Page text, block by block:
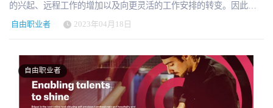
2020年报道回顾：【德国】企业数字化劳动力平台WorkGenius获得
的兴起、远程工作的增加以及向更灵活的工作安排的转变。因此，
合探讨了管理临时劳动力的最新趋势和策略。了解如何优化员工队
伍并使组织保持领先地位。 临时工正在成为现代劳动力的重要组成
部分，为企业提供在瞬息万变的市场中保持竞争力所需的灵活性。
但管理这些工人可能具有挑战性。随着临时工数量的增加，对管理
他们的有效策略的需求也在增加。以下是临时劳动力管理的一些有
效建议。 临时劳动力趋势 临时工数量增加 公司力求在快速变化的
环境中保持竞争力，临时或基于项目工作的员工人数正在增加。 零
自由职业者 2023年04月18日
自由职业者